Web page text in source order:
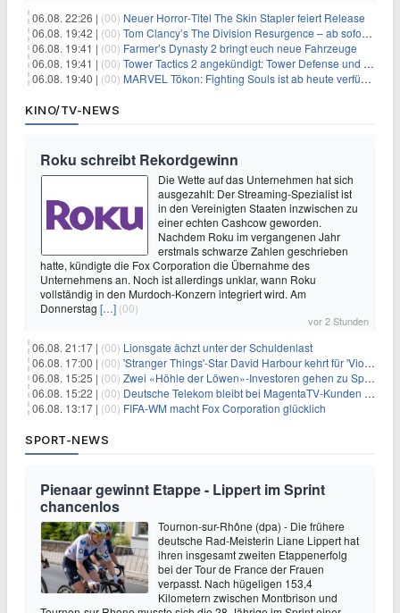
06.08. 22:26 | (00) Neuer Horror‑Titel The Skin Stapler feiert Release
06.08. 19:42 | (00) Tom Clancy’s The Division Resurgence – ab sofort für euch verfügbar
06.08. 19:41 | (00) Farmer’s Dynasty 2 bringt euch neue Fahrzeuge
06.08. 19:41 | (00) Tower Tactics 2 angekündigt: Tower Defense und Deckbuilding Kombo kehrt zurück
06.08. 19:40 | (00) MARVEL Tōkon: Fighting Souls ist ab heute verfügbar
KINO/TV-NEWS
Roku schreibt Rekordgewinn
Die Wette auf das Unternehmen hat sich
ausgezahlt: Der Streaming-Spezialist ist
in den Vereinigten Staaten inzwischen zu
einer echten Cashcow geworden.
Nachdem Roku im vergangenen Jahr
erstmals schwarze Zahlen geschrieben
hatte, kündigte die Fox Corporation die Übernahme des
Unternehmens an. Noch ist allerdings unklar, wann Roku
vollständig in den Murdoch-Konzern integriert wird. Am
Donnerstag […] (00)
vor 2 Stunden
06.08. 21:17 | (00) Lionsgate ächzt unter der Schuldenlast
06.08. 17:00 | (00) 'Stranger Things'-Star David Harbour kehrt für 'Violent Night 2' zurück – Kristen Bell stößt zur Besetzung
06.08. 15:25 | (00) Zwei «Höhle der Löwen»-Investoren gehen zu Springer
06.08. 15:22 | (00) Deutsche Telekom bleibt bei MagentaTV-Kunden vage
06.08. 13:17 | (00) FIFA-WM macht Fox Corporation glücklich
SPORT-NEWS
Pienaar gewinnt Etappe - Lippert im Sprint
chancenlos
Tournon-sur-Rhône (dpa) - Die frühere
deutsche Rad-Meisterin Liane Lippert hat
ihren insgesamt zweiten Etappenerfolg
bei der Tour de France der Frauen
verpasst. Nach hügeligen 153,4
Kilometern zwischen Montbrison und